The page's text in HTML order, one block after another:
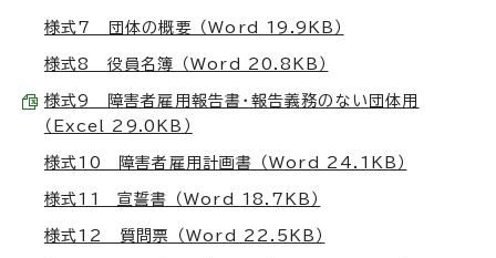
様式7 団体の概要 （Word 19.9KB）
様式8 役員名簿 （Word 20.8KB）
様式9 障害者雇用報告書・報告義務のない団体用
（Excel 29.0KB）
様式10 障害者雇用計画書 （Word 24.1KB）
様式11 宣誓書 （Word 18.7KB）
様式12 質問票 （Word 22.5KB）